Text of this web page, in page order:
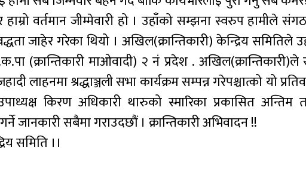
हाम्रो वर्तमान जीम्मेवारी हो । उहाँको सम्झना स्वरुप हामीले
जाहेर गरेका थियो । अखिल(क्रान्तिकारी) केन्द्रिय समितिले
(क्रान्तिकारी माओवादी) २ नं प्रदेश .
लाहनमा श्रद्धाञ्जली सभा कार्यक्रम सम्पन्न गरेपश्चात्को यो
किरण अधिकारी थारुको स्मारिका प्रकासित अन्तिम
सबैमा गराउदछौं । क्रान्तिकारी अभिवादन !!
समिति ।।